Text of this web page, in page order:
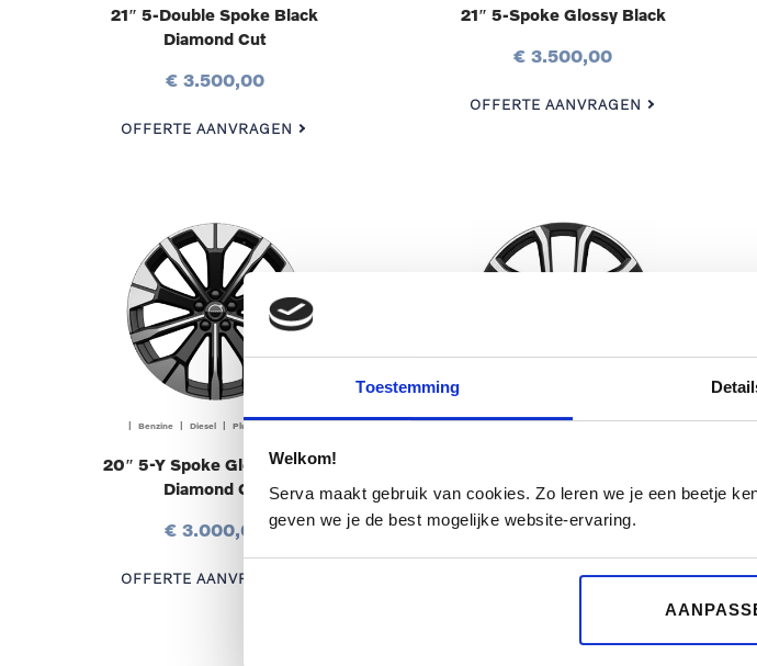
Toestemming
Welkom!
Serva maakt gebruik van cookies. Zo leren we je een beetje
geven we je de best mogelijke website-ervaring.
21″ 5-Double Spoke Black
Diamond Cut
€ 3.500,00
OFFERTE AANVRAGEN
21″ 5-Spoke Glossy Black
€ 3.500,00
OFFERTE AANVRAGEN
| Benzine | Diesel | Plug-in hybrid |
20″ 5-Y Spoke Glossy Black
Diamond Cut
€ 3.000,00
OFFERTE AANVRAGEN
Tech Black Diamond Cut
Op aanvraag
OFFERTE AANVRAGEN